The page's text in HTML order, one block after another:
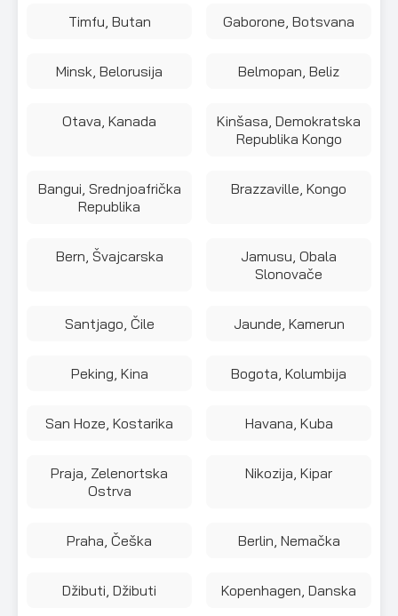
Timfu, Butan Gaborone, Botsvana
Minsk, Belorusija Belmopan, Beliz
Otava, Kanada
Kinšasa, Demokratska
Republika Kongo
Bangui, Srednjoafrička
Republika
Brazzaville, Kongo
Bern, Švajcarska
Jamusu, Obala
Slonovače
Santjago, Čile Jaunde, Kamerun
Peking, Kina Bogota, Kolumbija
San Hoze, Kostarika Havana, Kuba
Praja, Zelenortska
Ostrva
Nikozija, Kipar
Praha, Češka Berlin, Nemačka
Džibuti, Džibuti Kopenhagen, Danska